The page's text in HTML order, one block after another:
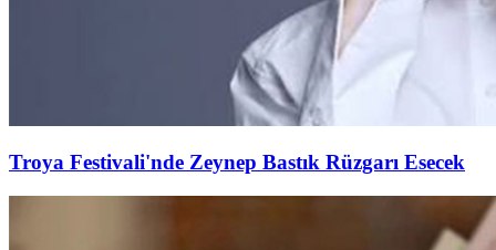
Troya Festivali'nde Zeynep Bastık Rüzgarı Esecek